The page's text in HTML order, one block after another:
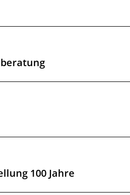
100 Jahre